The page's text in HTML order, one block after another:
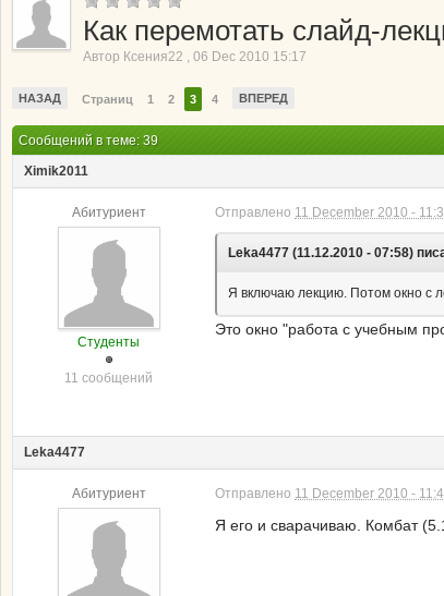
Как перемотать слайд-
Автор Ксения22 , 06 Dec 2010 15:17
НАЗАД Страниц 1 2 3 4 ВПЕРЕД
Сообщений в теме: 39
Ximik2011
Абитуриент
Студенты
11 сообщений
Отправлено 11 December 2010 -
Leka4477 (11.12.2010 - 07:58)
Я включаю лекцию. Потом окно с
Это окно "работа с учебным
Leka4477
Абитуриент Отправлено 11 December 2010 -
Я его и сварачиваю. Комбат